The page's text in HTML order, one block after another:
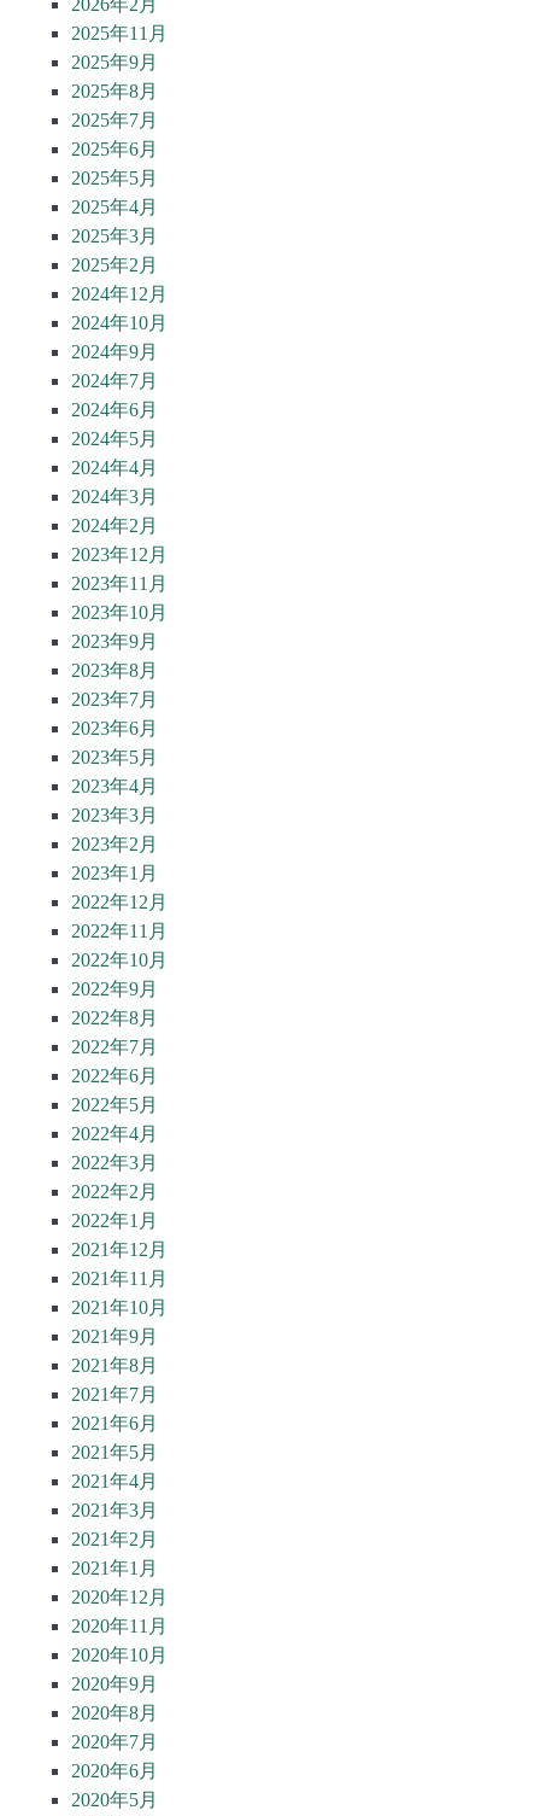
2025年11月
2025年9月
2025年8月
2025年7月
2025年6月
2025年5月
2025年4月
2025年3月
2025年2月
2024年12月
2024年10月
2024年9月
2024年7月
2024年6月
2024年5月
2024年4月
2024年3月
2024年2月
2023年12月
2023年11月
2023年10月
2023年9月
2023年8月
2023年7月
2023年6月
2023年5月
2023年4月
2023年3月
2023年2月
2023年1月
2022年12月
2022年11月
2022年10月
2022年9月
2022年8月
2022年7月
2022年6月
2022年5月
2022年4月
2022年3月
2022年2月
2022年1月
2021年12月
2021年11月
2021年10月
2021年9月
2021年8月
2021年7月
2021年6月
2021年5月
2021年4月
2021年3月
2021年2月
2021年1月
2020年12月
2020年11月
2020年10月
2020年9月
2020年8月
2020年7月
2020年6月
2020年5月